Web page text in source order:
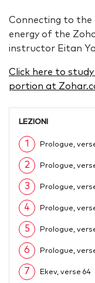
Connecting to
energy of the
instructor Eitan
Click here to
portion at
LEZIONI
1 Prologue,
2 Prologue,
3 Prologue, verse
4 Prologue,
5 Prologue,
6 Prologue,
7 Ekev, verse 64